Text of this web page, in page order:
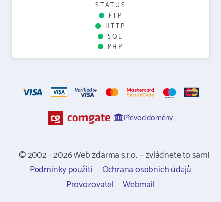
STATUS
FTP
HTTP
SQL
PHP
Převod domény
© 2002 - 2026 Web zdarma s.r.o. — zvládnete to sami
Podmínky použití
Ochrana osobních údajů
Provozovatel
Webmail